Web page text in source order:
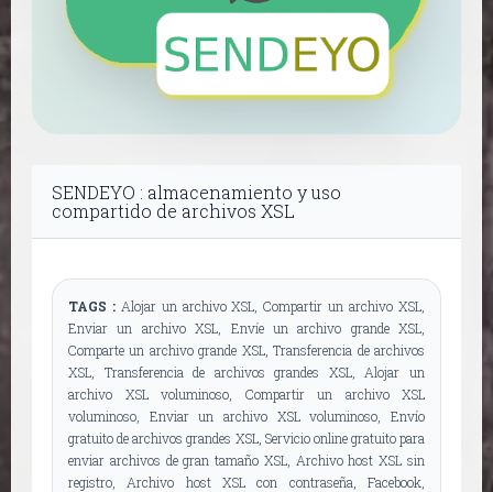
SENDEYO : almacenamiento y uso
compartido de archivos XSL
TAGS :Alojar un archivo XSL, Compartir un archivo XSL,
Enviar un archivo XSL, Envíe un archivo grande XSL,
Comparte un archivo grande XSL, Transferencia de archivos
XSL, Transferencia de archivos grandes XSL, Alojar un
archivo XSL voluminoso, Compartir un archivo XSL
voluminoso, Enviar un archivo XSL voluminoso, Envío
gratuito de archivos grandes XSL, Servicio online gratuito para
enviar archivos de gran tamaño XSL, Archivo host XSL sin
registro, Archivo host XSL con contraseña, Facebook,